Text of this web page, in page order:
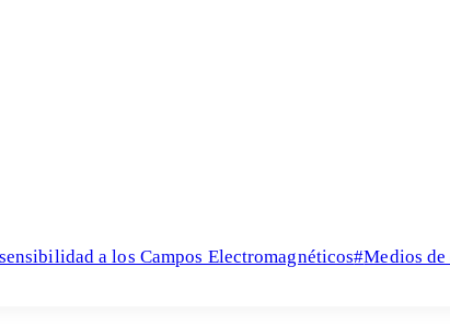
a los Campos Electromagnéticos#Medios